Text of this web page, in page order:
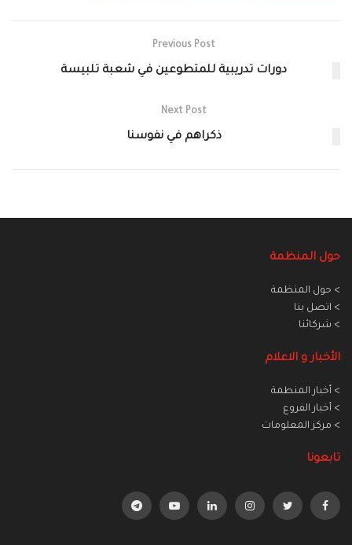
Previous Post
دورات تدريبية للمتطوعين في شعبة تلبيسة
Next Post
ذكراهم في نفوسنا
حول المنظمة
> حول المنظمة
> اتصل بنا
> شركائنا
الأخبار و الاعلام
> أخبار المنطمة
> أخبار الفروع
> مركز المعلومات
تابعونا